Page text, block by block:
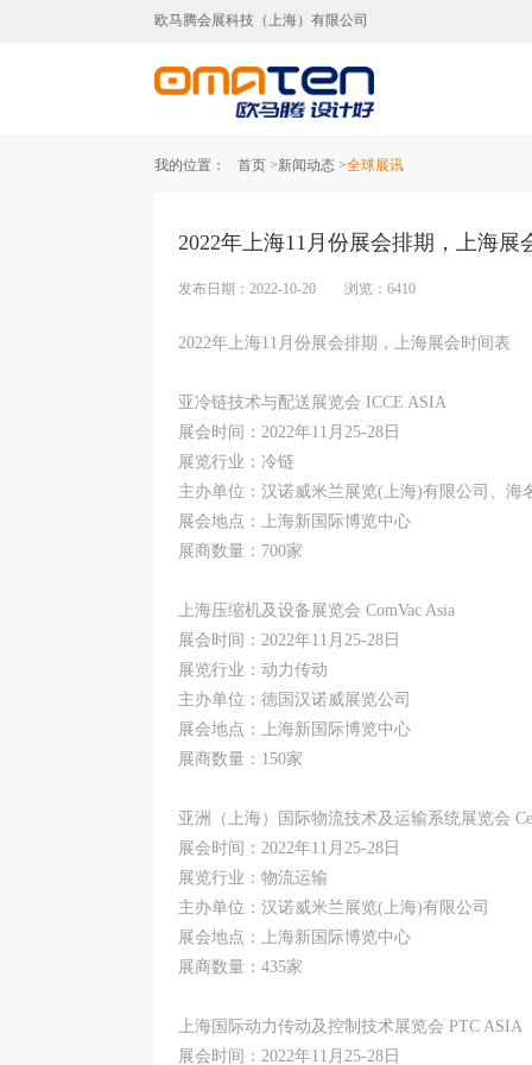
欧马腾会展科技（上海）有限公司
我的位置： 首页 >新闻动态 >全球展讯
2022年上海11月份展会排期，上海展
发布日期：2022-10-20 浏览：6410
2022年上海11月份展会排期，上海展会时间表
亚冷链技术与配送展览会 ICCE ASIA
展会时间：2022年11月25-28日
展览行业：冷链
主办单位：汉诺威米兰展览(上海)有限公司、海
展会地点：上海新国际博览中心
展商数量：700家
上海压缩机及设备展览会 ComVac Asia
展会时间：2022年11月25-28日
展览行业：动力传动
主办单位：德国汉诺威展览公司
展会地点：上海新国际博览中心
展商数量：150家
亚洲（上海）国际物流技术及运输系统展览会
展会时间：2022年11月25-28日
展览行业：物流运输
主办单位：汉诺威米兰展览(上海)有限公司
展会地点：上海新国际博览中心
展商数量：435家
上海国际动力传动及控制技术展览会 PTC ASIA
展会时间：2022年11月25-28日